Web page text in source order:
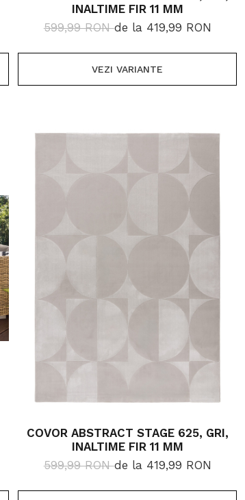
INALTIME FIR 11 MM
599,99 RONde la 419,99 RON
VEZI VARIANTE
COVOR ABSTRACT STAGE 625, GRI,
INALTIME FIR 11 MM
599,99 RONde la 419,99 RON